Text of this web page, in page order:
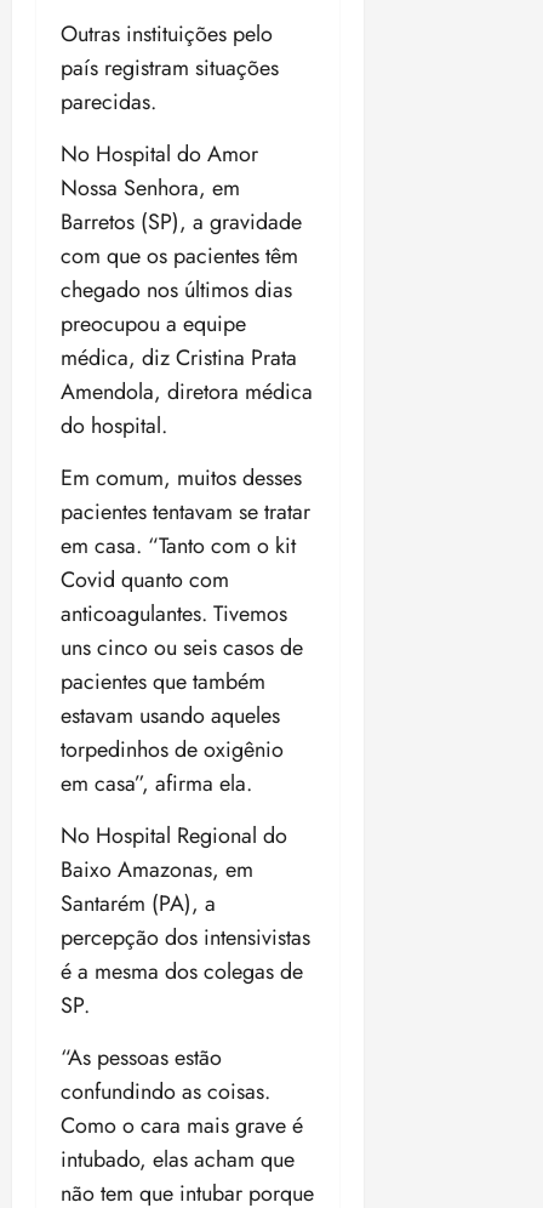
Outras instituições pelo
país registram situações
parecidas.
No Hospital do Amor
Nossa Senhora, em
Barretos (SP), a gravidade
com que os pacientes têm
chegado nos últimos dias
preocupou a equipe
médica, diz Cristina Prata
Amendola, diretora médica
do hospital.
Em comum, muitos desses
pacientes tentavam se tratar
em casa. “Tanto com o kit
Covid quanto com
anticoagulantes. Tivemos
uns cinco ou seis casos de
pacientes que também
estavam usando aqueles
torpedinhos de oxigênio
em casa”, afirma ela.
No Hospital Regional do
Baixo Amazonas, em
Santarém (PA), a
percepção dos intensivistas
é a mesma dos colegas de
SP.
“As pessoas estão
confundindo as coisas.
Como o cara mais grave é
intubado, elas acham que
não tem que intubar porque